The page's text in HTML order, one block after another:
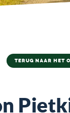
TERUG NAAR HET